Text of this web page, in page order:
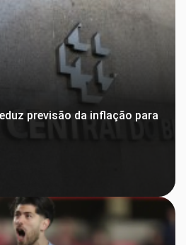
previsão da inflação para